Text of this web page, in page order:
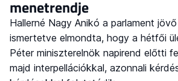
menetrendje
Hallerné Nagy Anikó a parlament
ismertetve elmondta, hogy a hétfői
Péter miniszterelnök napirend előtti
majd interpellációkkal, azonnali